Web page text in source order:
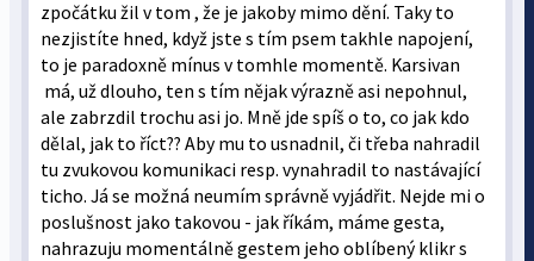
zpočátku žil v tom , že je jakoby mimo dění. Taky to
nezjistíte hned, když jste s tím psem takhle napojení,
to je paradoxně mínus v tomhle momentě. Karsivan
má, už dlouho, ten s tím nějak výrazně asi nepohnul,
ale zabrzdil trochu asi jo. Mně jde spíš o to, co jak kdo
dělal, jak to říct?? Aby mu to usnadnil, či třeba nahradil
tu zvukovou komunikaci resp. vynahradil to nastávající
ticho. Já se možná neumím správně vyjádřit. Nejde mi o
poslušnost jako takovou - jak říkám, máme gesta,
nahrazuju momentálně gestem jeho oblíbený klikr s